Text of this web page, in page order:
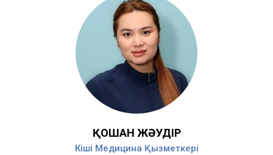
ҚОШАН ЖӘУДІР
Кіші Медицина Қызметкері